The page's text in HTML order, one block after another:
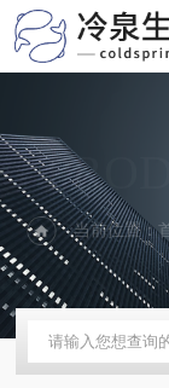
当前位置：